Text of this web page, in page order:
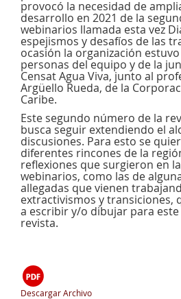
provocó la necesidad de
desarrollo en 2021 de la
webinarios llamada esta vez
espejismos y desafíos de las
ocasión la organización
personas del equipo y de la
Censat Agua Viva, junto al
Argüello Rueda, de la
Caribe.
Este segundo número de la
busca seguir extendiendo el
discusiones. Para esto se
diferentes rincones de la
reflexiones que surgieron en
webinarios, como las de
allegadas que vienen
extractivismos y transiciones,
a escribir y/o dibujar para
revista.
Descargar Archivo